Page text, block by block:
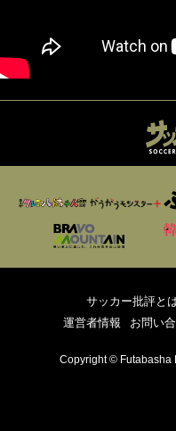
サッカー批評と
運営者情報
お問い
Copyright © Futabasha